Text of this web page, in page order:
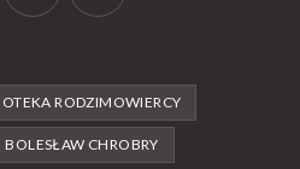
RODZIMOWIERCY
BOLESŁAW CHROBRY